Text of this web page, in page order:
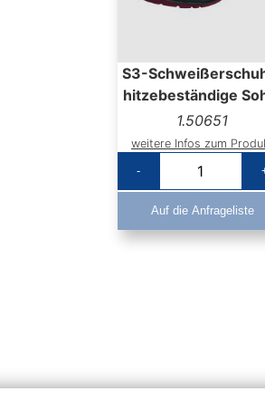
S3-
hitzebeständige
1.50651
weitere Infos zum
-
Auf die Anfrageliste